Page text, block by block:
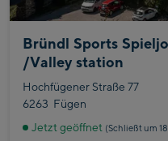
Bründl Sports
/Valley station
Hochfügener Straße 77
6263 Fügen
Jetzt geöffnet (Schließt um